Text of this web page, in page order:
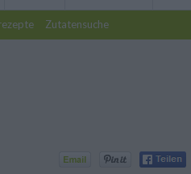
Zutatensuche